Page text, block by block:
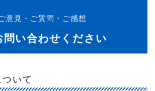
意見・ご質問・ご感想
問い合わせください
いて